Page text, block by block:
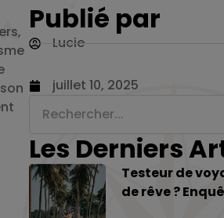
Publié par
Lucie
juillet 10, 2025
Les Derniers
Testeur de
de rêve ?